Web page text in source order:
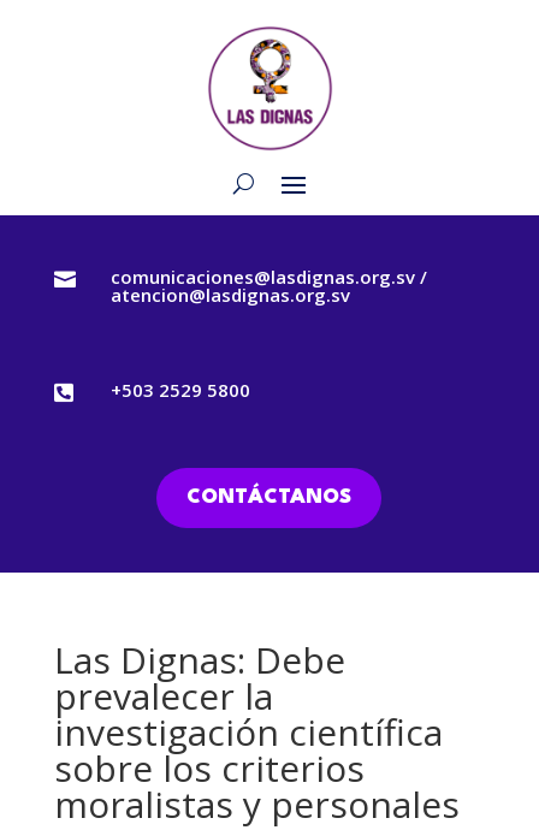
 comunicaciones@lasdignas.org.sv /
atencion@lasdignas.org.sv
 +503 2529 5800
CONTÁCTANOS
Las Dignas: Debe
prevalecer la
investigación científica
sobre los criterios
moralistas y personales